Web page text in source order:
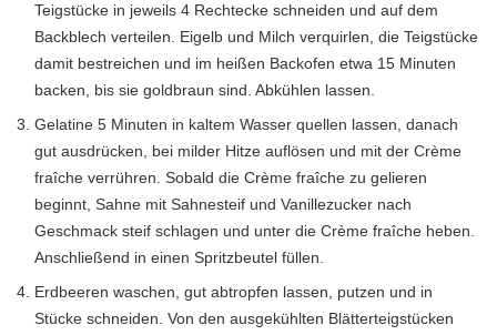
Teigstücke in jeweils 4 Rechtecke schneiden und auf dem
Backblech verteilen. Eigelb und Milch verquirlen, die Teigstücke
damit bestreichen und im heißen Backofen etwa 15 Minuten
backen, bis sie goldbraun sind. Abkühlen lassen.
Gelatine 5 Minuten in kaltem Wasser quellen lassen, danach
gut ausdrücken, bei milder Hitze auflösen und mit der Crème
fraîche verrühren. Sobald die Crème fraîche zu gelieren
beginnt, Sahne mit Sahnesteif und Vanillezucker nach
Geschmack steif schlagen und unter die Crème fraîche heben.
Anschließend in einen Spritzbeutel füllen.
Erdbeeren waschen, gut abtropfen lassen, putzen und in
Stücke schneiden. Von den ausgekühlten Blätterteigstücken